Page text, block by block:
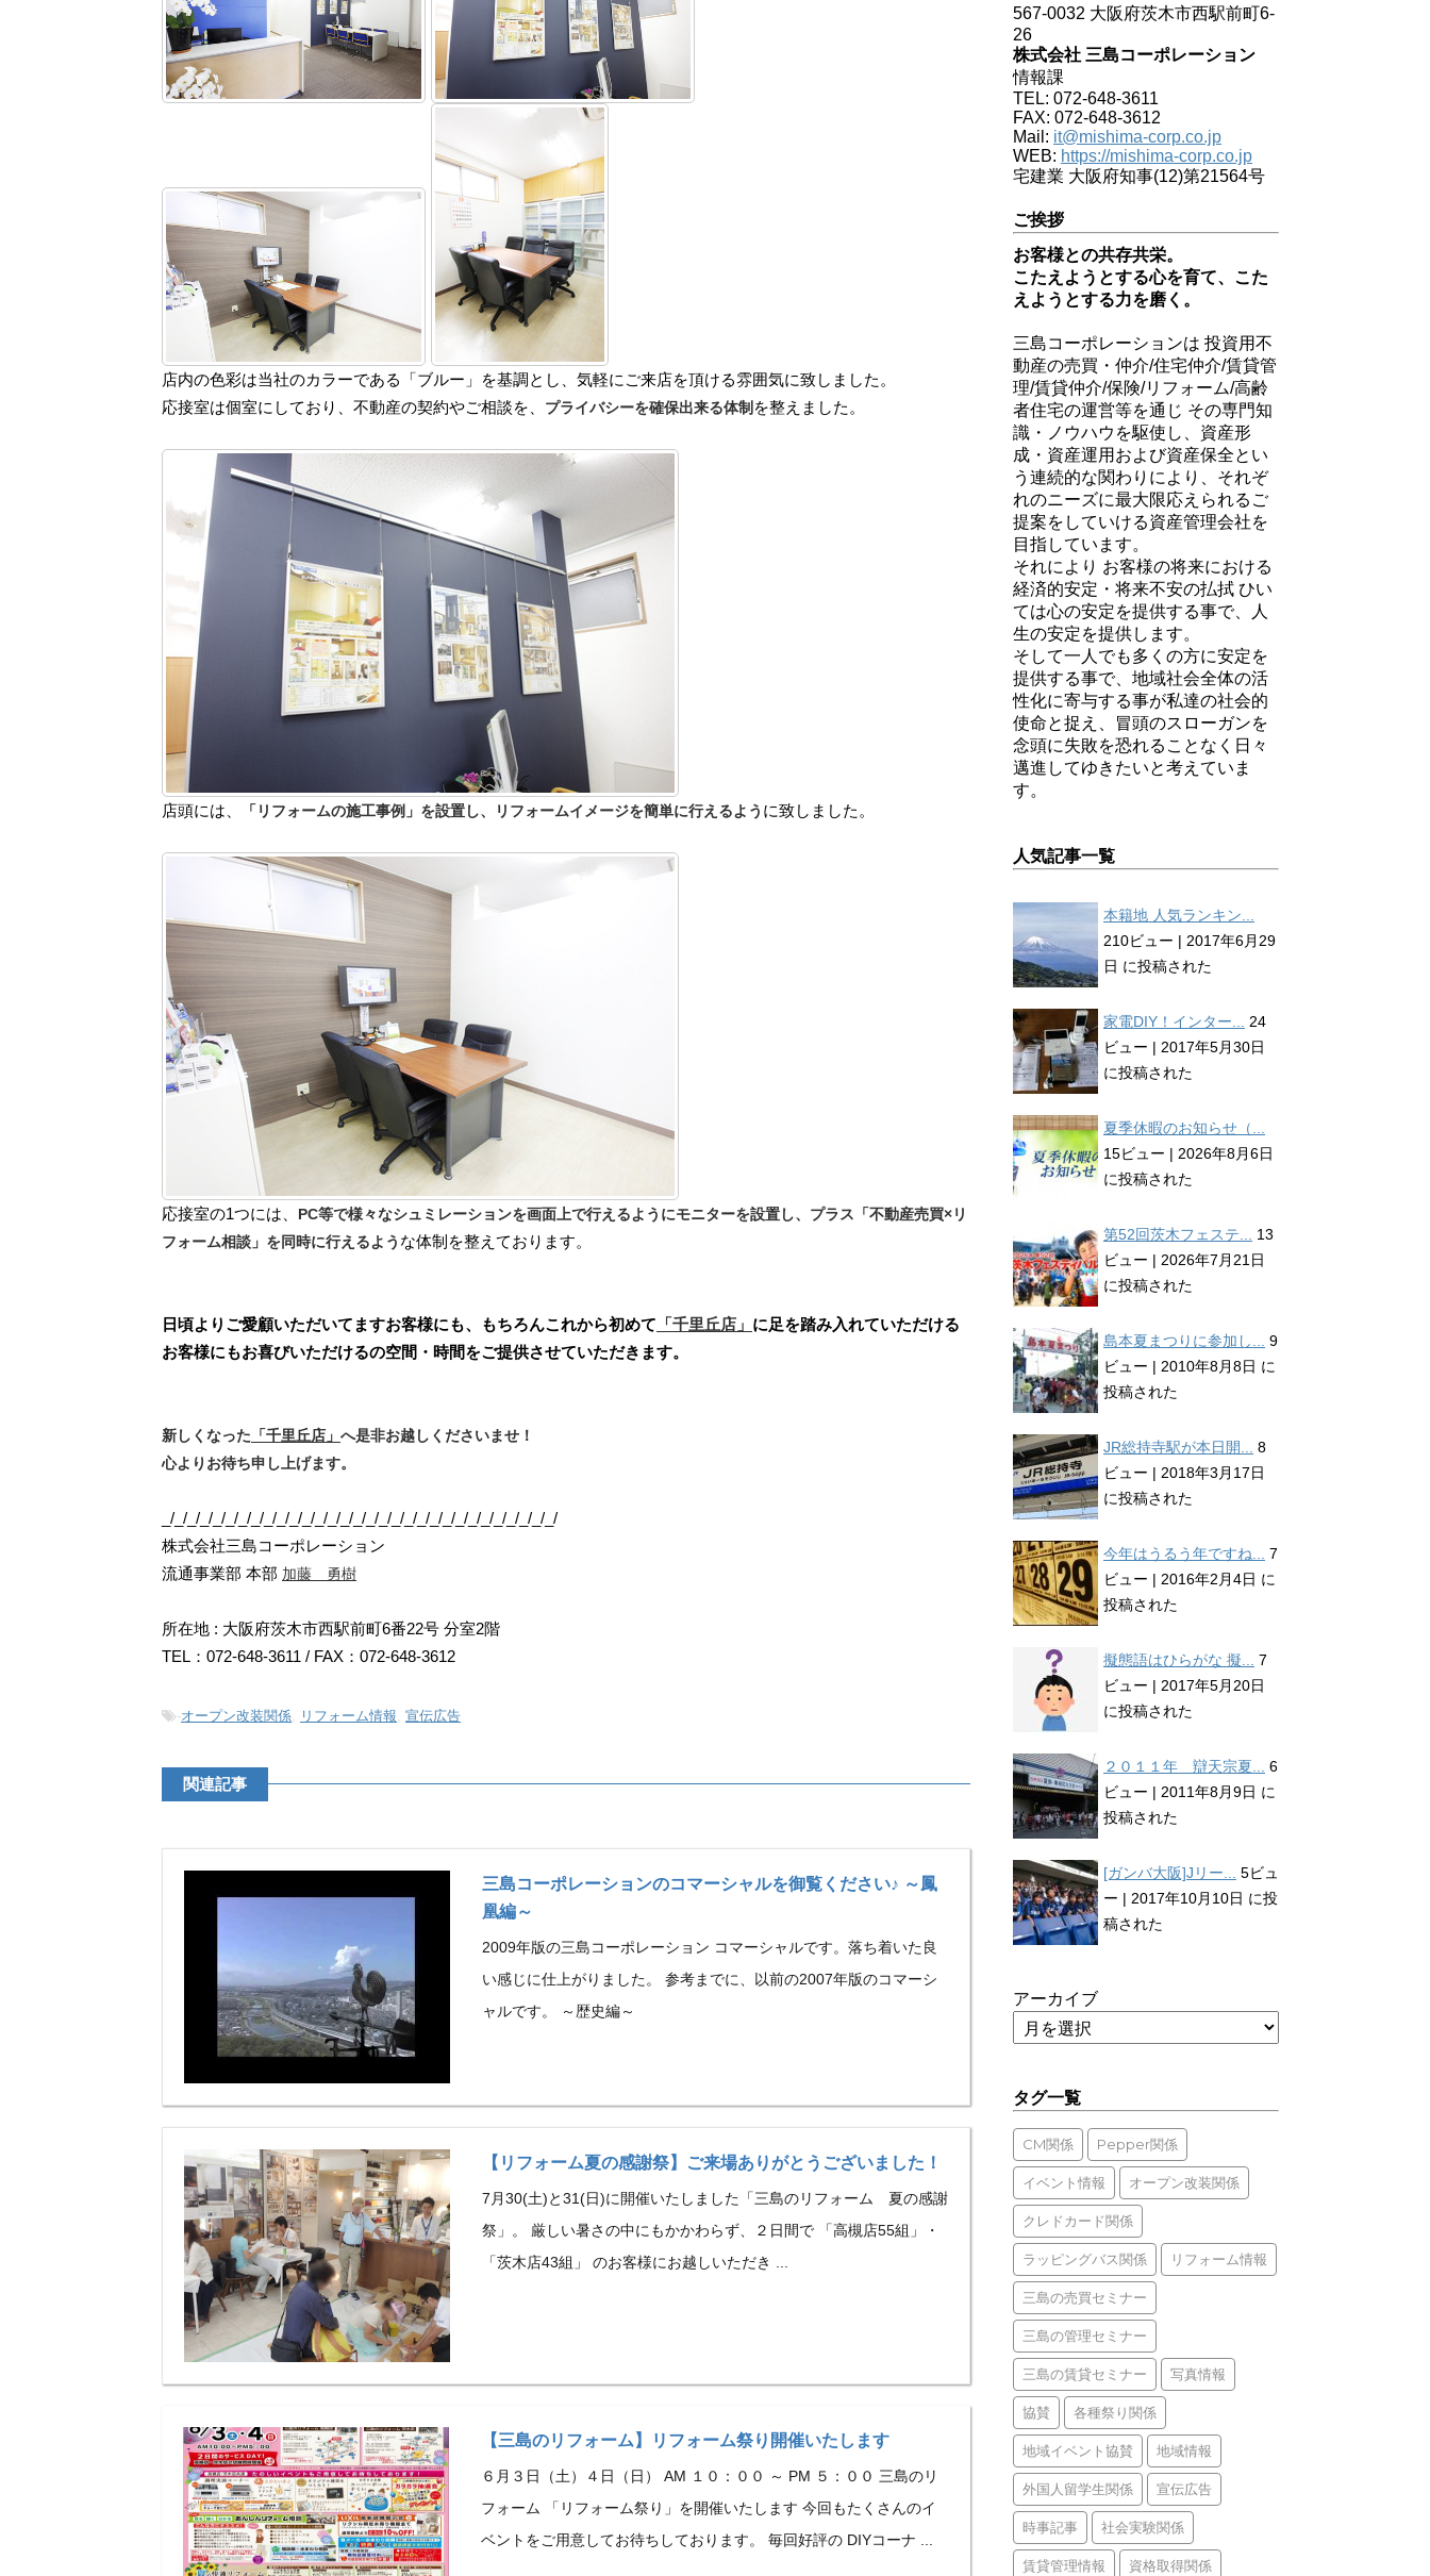
店内の色彩は当社のカラーである「ブルー」を基調とし、気軽にご来店を頂ける雰囲気に致しました。
応接室は個室にしており、不動産の契約やご相談を、 プライバシーを確保出来る体制 を整えました。
店頭には、 「リフォームの施工事例」を設置し、リフォームイメージを簡単に行えるよう に致しました。
応接室の1つには、 PC等で様々なシュミレーションを画面上で行えるようにモニターを設置し、プラス「不動産売買×リ
フォーム相談」を同時に行えるよう な体制を整えております。
日頃よりご愛顧いただいてますお客様にも、もちろんこれから初めて 「千里丘店」 に足を踏み入れていただける
お客様にもお喜びいただけるの空間・時間をご提供させていただきます。
新しくなった 「千里丘店」 へ是非お越しくださいませ！
心よりお待ち申し上げます。
_/_/_/_/_/_/_/_/_/_/_/_/_/_/_/_/_/_/_/_/_/_/_/_/_/_/_/_/_/_/_/
株式会社三島コーポレーション
流通事業部 本部 加藤 勇樹
所在地 : 大阪府茨木市西駅前町6番22号 分室2階
TEL：072-648-3611 / FAX：072-648-3612
-オープン改装関係, リフォーム情報, 宣伝広告
関連記事
三島コーポレーションのコマーシャルを御覧ください♪ ～鳳
凰編～
2009年版の三島コーポレーション コマーシャルです。落ち着いた良
い感じに仕上がりました。 参考までに、以前の2007年版のコマーシ
ャルです。 ～歴史編～
【リフォーム夏の感謝祭】ご来場ありがとうございました！
7月30(土)と31(日)に開催いたしました「三島のリフォーム 夏の感謝
祭」。 厳しい暑さの中にもかかわらず、２日間で 「高槻店55組」・
「茨木店43組」 のお客様にお越しいただき ...
【三島のリフォーム】リフォーム祭り開催いたします
６月３日（土）４日（日） AM １０：００ ～ PM ５：００ 三島のリ
フォーム 「リフォーム祭り」を開催いたします 今回もたくさんのイ
ベントをご用意してお待ちしております。 毎回好評の DIYコーナ ...
567-0032 大阪府茨木市西駅前町6-
26
株式会社 三島コーポレーション
情報課
TEL: 072-648-3611
FAX: 072-648-3612
Mail: it@mishima-corp.co.jp
WEB: https://mishima-corp.co.jp
宅建業 大阪府知事(12)第21564号
ご挨拶
お客様との共存共栄。
こたえようとする心を育て、こた
えようとする力を磨く。
三島コーポレーションは 投資用不
動産の売買・仲介/住宅仲介/賃貸管
理/賃貸仲介/保険/リフォーム/高齢
者住宅の運営等を通じ その専門知
識・ノウハウを駆使し、資産形
成・資産運用および資産保全とい
う連続的な関わりにより、それぞ
れのニーズに最大限応えられるご
提案をしていける資産管理会社を
目指しています。
それにより お客様の将来における
経済的安定・将来不安の払拭 ひい
ては心の安定を提供する事で、人
生の安定を提供します。
そして一人でも多くの方に安定を
提供する事で、地域社会全体の活
性化に寄与する事が私達の社会的
使命と捉え、冒頭のスローガンを
念頭に失敗を恐れることなく日々
邁進してゆきたいと考えていま
す。
人気記事一覧
本籍地 人気ランキン...
210ビュー | 2017年6月29
日 に投稿された
家電DIY！インター... 24
ビュー | 2017年5月30日
に投稿された
夏季休暇のお知らせ（...
15ビュー | 2026年8月6日
に投稿された
第52回茨木フェステ... 13
ビュー | 2026年7月21日
に投稿された
島本夏まつりに参加し... 9
ビュー | 2010年8月8日 に
投稿された
JR総持寺駅が本日開... 8
ビュー | 2018年3月17日
に投稿された
今年はうるう年ですね... 7
ビュー | 2016年2月4日 に
投稿された
擬態語はひらがな 擬... 7
ビュー | 2017年5月20日
に投稿された
２０１１年 辯天宗夏... 6
ビュー | 2011年8月9日 に
投稿された
[ガンバ大阪]Jリー... 5ビュ
ー | 2017年10月10日 に投
稿された
アーカイブ
タグ一覧
CM関係 Pepper関係
イベント情報 オープン改装関係
クレドカード関係
ラッピングバス関係 リフォーム情報
三島の売買セミナー
三島の管理セミナー
三島の賃貸セミナー 写真情報
協賛 各種祭り関係
地域イベント協賛 地域情報
外国人留学生関係 宣伝広告
時事記事 社会実験関係
賃貸管理情報 資格取得関係